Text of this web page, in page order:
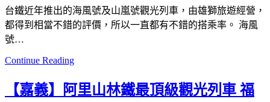
台鐵近年推出的海風號及山嵐號觀光列車，由雄獅旅遊經營，
都得到相當不錯的評價，所以一直都有不錯的搭乘率。 海風
號…
Continue Reading
【嘉義】阿里山林鐵最頂級觀光列車 福